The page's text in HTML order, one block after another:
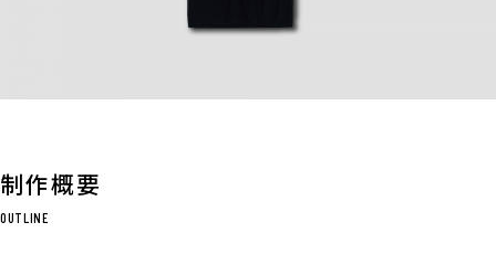
制作概要
OUTLINE